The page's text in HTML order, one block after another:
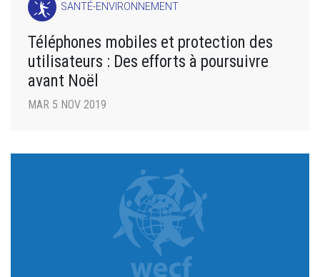
SANTÉ-ENVIRONNEMENT
Téléphones mobiles et protection des
utilisateurs : Des efforts à poursuivre
avant Noël
MAR 5 NOV 2019